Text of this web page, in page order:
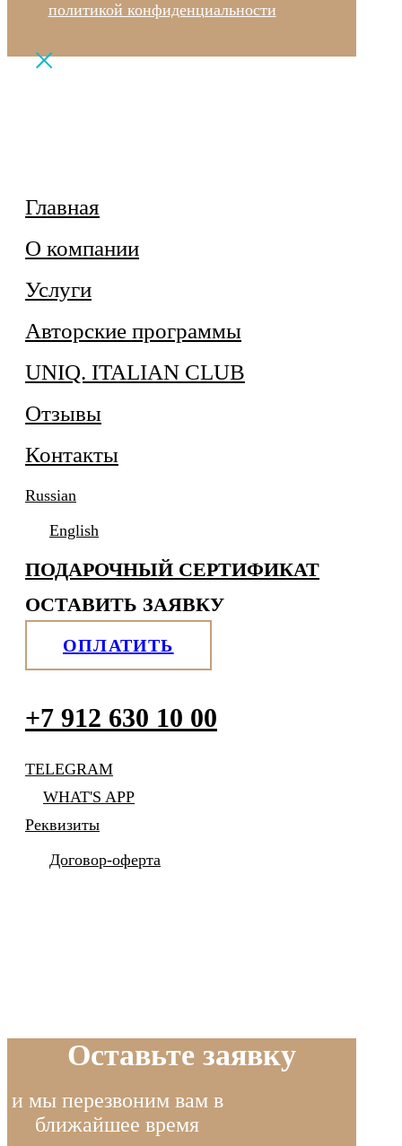
политикой конфиденциальности
Главная
О компании
Услуги
Авторские программы
UNIQ. ITALIAN CLUB
Отзывы
Контакты
Russian
English
ПОДАРОЧНЫЙ СЕРТИФИКАТ
ОСТАВИТЬ ЗАЯВКУ
ОПЛАТИТЬ
+7 912 630 10 00
TELEGRAM
WHAT'S APP
Реквизиты
Договор-оферта
Оставьте заявку
и мы перезвоним вам в
ближайшее время